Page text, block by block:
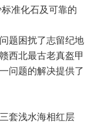
准化石及可靠的
题困扰了志留纪地
西北最古老真盔甲
问题的解决提供了
套浅水海相红层